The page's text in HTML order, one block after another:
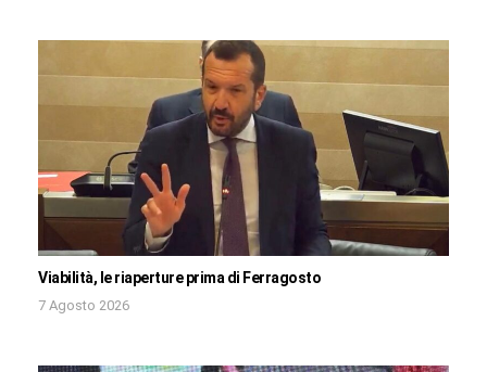
Viabilità, le riaperture prima di Ferragosto
7 Agosto 2026